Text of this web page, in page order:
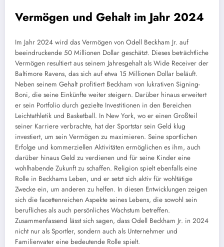
Vermögen und Gehalt im Jahr 2024
Im Jahr 2024 wird das Vermögen von Odell Beckham Jr. auf
beeindruckende 50 Millionen Dollar geschätzt. Dieses beträchtliche
Vermögen resultiert aus seinem Jahresgehalt als Wide Receiver der
Baltimore Ravens, das sich auf etwa 15 Millionen Dollar beläuft.
Neben seinem Gehalt profitiert Beckham von lukrativen Signing-
Boni, die seine Einkünfte weiter steigern. Darüber hinaus erweitert
er sein Portfolio durch gezielte Investitionen in den Bereichen
Leichtathletik und Basketball. In New York, wo er einen Großteil
seiner Karriere verbrachte, hat der Sportstar sein Geld klug
investiert, um sein Vermögen zu maximieren. Seine sportlichen
Erfolge und kommerziellen Aktivitäten ermöglichen es ihm, auch
darüber hinaus Geld zu verdienen und für seine Kinder eine
wohlhabende Zukunft zu schaffen. Religion spielt ebenfalls eine
Rolle in Beckhams Leben, und er setzt sich aktiv für wohltätige
Zwecke ein, um anderen zu helfen. In diesen Entwicklungen zeigen
sich die facettenreichen Aspekte seines Lebens, die sowohl sein
berufliches als auch persönliches Wachstum betreffen.
Zusammenfassend lässt sich sagen, dass Odell Beckham Jr. in 2024
nicht nur als Sportler, sondern auch als Unternehmer und
Familienvater eine bedeutende Rolle spielt.